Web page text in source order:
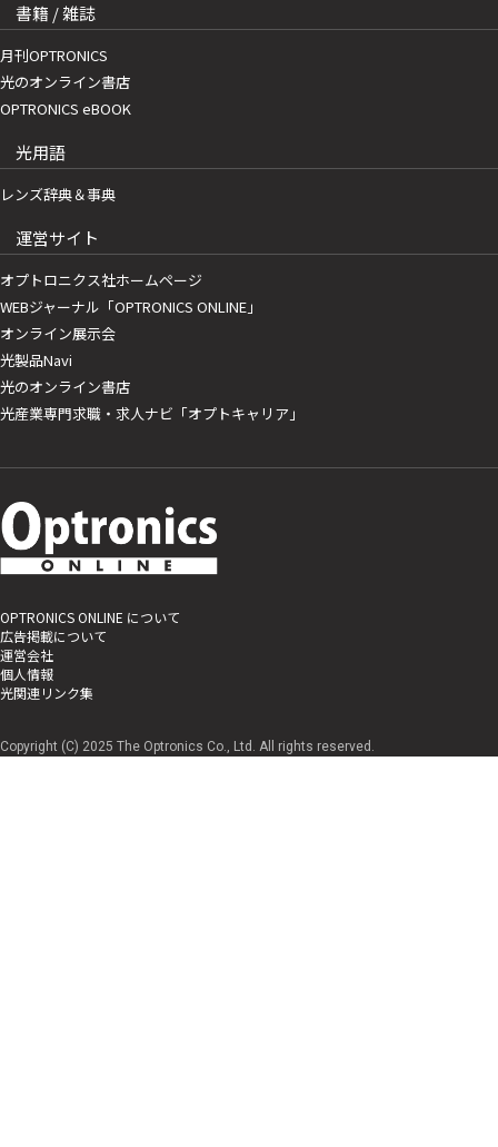
書籍 / 雑誌
月刊OPTRONICS
光のオンライン書店
OPTRONICS eBOOK
光用語
レンズ辞典＆事典
運営サイト
オプトロニクス社ホームページ
WEBジャーナル「OPTRONICS ONLINE」
オンライン展示会
光製品Navi
光のオンライン書店
光産業専門求職・求人ナビ「オプトキャリア」
OPTRONICS ONLINE について
広告掲載について
運営会社
個人情報
光関連リンク集
Copyright (C) 2025 The Optronics Co., Ltd. All rights reserved.